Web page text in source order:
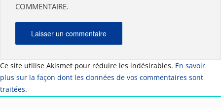
COMMENTAIRE.
Ce site utilise Akismet pour réduire les indésirables. En savoir
plus sur la façon dont les données de vos commentaires sont
traitées.